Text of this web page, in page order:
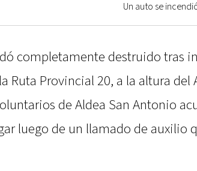
Un auto se
completamente destruido tras
Ruta Provincial 20, a la altura del
de Aldea San Antonio
luego de un llamado de auxilio